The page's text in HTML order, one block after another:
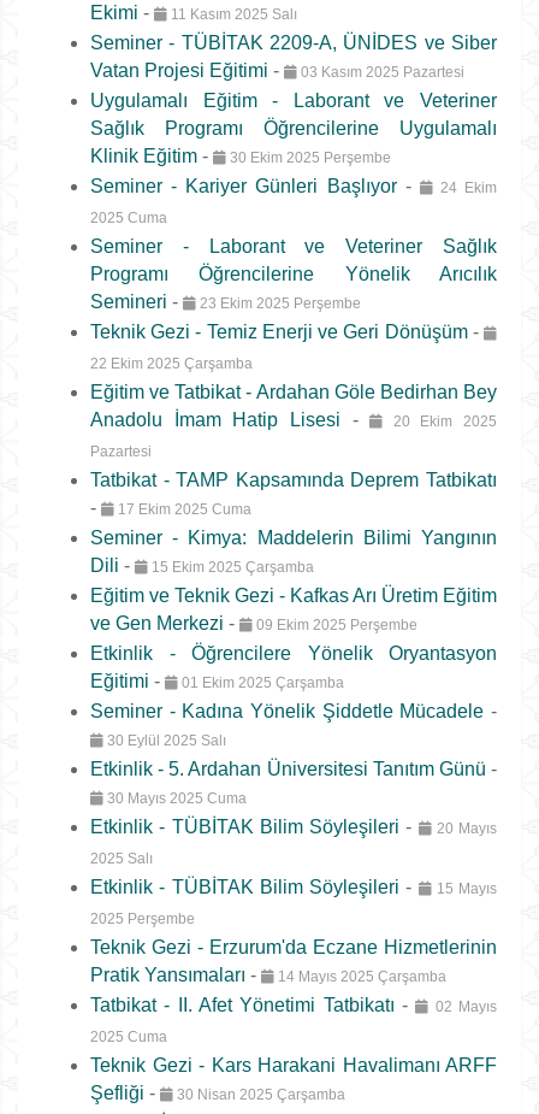
Ekimi - 11 Kasım 2025 Salı
Seminer - TÜBİTAK 2209-A, ÜNİDES ve Siber
Vatan Projesi Eğitimi - 03 Kasım 2025 Pazartesi
Uygulamalı Eğitim - Laborant ve Veteriner
Sağlık Programı Öğrencilerine Uygulamalı
Klinik Eğitim - 30 Ekim 2025 Perşembe
Seminer - Kariyer Günleri Başlıyor -
24 Ekim
2025 Cuma
Seminer - Laborant ve Veteriner Sağlık
Programı Öğrencilerine Yönelik Arıcılık
Semineri - 23 Ekim 2025 Perşembe
Teknik Gezi - Temiz Enerji ve Geri Dönüşüm -
22 Ekim 2025 Çarşamba
Eğitim ve Tatbikat - Ardahan Göle Bedirhan Bey
Anadolu İmam Hatip Lisesi -
20 Ekim 2025
Pazartesi
Tatbikat - TAMP Kapsamında Deprem Tatbikatı
-
17 Ekim 2025 Cuma
Seminer - Kimya: Maddelerin Bilimi Yangının
Dili - 15 Ekim 2025 Çarşamba
Eğitim ve Teknik Gezi - Kafkas Arı Üretim Eğitim
ve Gen Merkezi - 09 Ekim 2025 Perşembe
Etkinlik - Öğrencilere Yönelik Oryantasyon
Eğitimi - 01 Ekim 2025 Çarşamba
Seminer - Kadına Yönelik Şiddetle Mücadele -
30 Eylül 2025 Salı
Etkinlik - 5. Ardahan Üniversitesi Tanıtım Günü -
30 Mayıs 2025 Cuma
Etkinlik - TÜBİTAK Bilim Söyleşileri-
20 Mayıs
2025 Salı
Etkinlik - TÜBİTAK Bilim Söyleşileri-
15 Mayıs
2025 Perşembe
Teknik Gezi - Erzurum'da Eczane Hizmetlerinin
Pratik Yansımaları - 14 Mayıs 2025 Çarşamba
Tatbikat - II. Afet Yönetimi Tatbikatı -
02 Mayıs
2025 Cuma
Teknik Gezi - Kars Harakani Havalimanı ARFF
Şefliği - 30 Nisan 2025 Çarşamba